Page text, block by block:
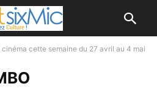
cette semaine du 27 avril au 4 mai